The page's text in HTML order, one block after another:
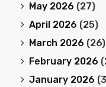
May 2026 (27)
April 2026 (25)
March 2026 (26)
February 2026
January 2026